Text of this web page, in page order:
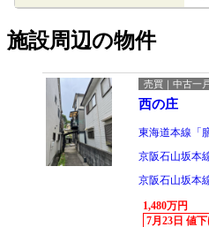
施設周辺の物件
売買｜中古一
西の庄
東海道本線「
京阪石山坂本
京阪石山坂本
1,480万円
7月23日 値